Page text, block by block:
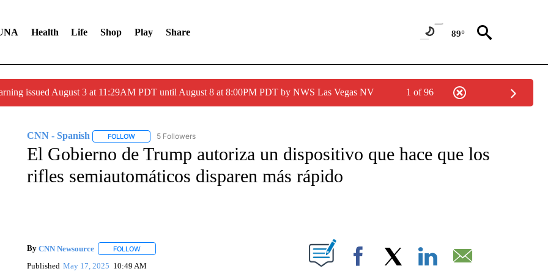
Health Life Shop Play Share 89°
issued August 3 at 11:29AM PDT until August 8 at 8:00PM PDT by NWS Las Vegas NV 1 of 96
CNN - Spanish FOLLOWFOLLOW "CNN - SPANISH" TO RECEIVE NOTIFICATIONS ABOUT NEW PAGES ON "CNN - SPANISH".
5 Followers
El Gobierno de Trump autoriza un dispositivo que hace que los
rifles semiautomáticos disparen más rápido
By CNN Newsource FOLLOWFOLLOW "" TO RECEIVE NOTIFICATIONS ABOUT NEW PAGES ON "".
Published May 17, 2025 10:49 AM Facebook